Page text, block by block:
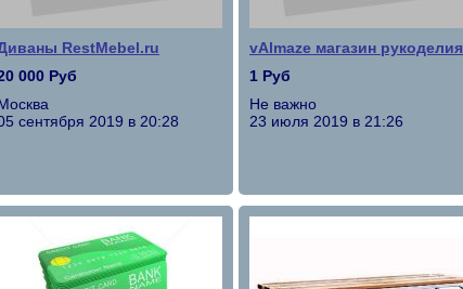
RestMebel.ru
000 Руб
сентября 2019 в 20:28
vAlmaze магазин рукоделия
1 Руб
Не важно
23 июля 2019 в 21:26